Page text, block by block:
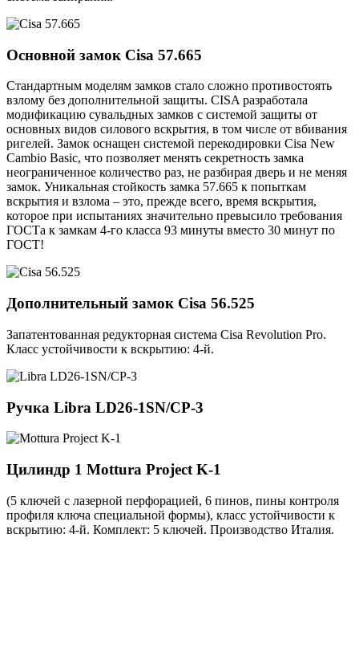
Основной замок Cisa 57.665
Стандартным моделям замков стало сложно противостоять
взлому без дополнительной защиты. CISA разработала
модификацию сувальдных замков с системой защиты от
основных видов силового вскрытия, в том числе от вбивания
ригелей. Замок оснащен системой перекодировки Cisa New
Cambio Basic, что позволяет менять секретность замка
неограниченное количество раз, не разбирая дверь и не меняя
замок. Уникальная стойкость замка 57.665 к попыткам
вскрытия и взлома – это, прежде всего, время вскрытия,
которое при испытаниях значительно превысило требования
ГОСТа к замкам 4-го класса 93 минуты вместо 30 минут по
ГОСТ!
Дополнительный замок Cisa 56.525
Запатентованная редукторная система Cisa Revolution Pro.
Класс устойчивости к вскрытию: 4-й.
Ручка Libra LD26-1SN/CP-3
Цилиндр 1 Mottura Project K-1
(5 ключей с лазерной перфорацией, 6 пинов, пины контроля
профиля ключа специальной формы), класс устойчивости к
вскрытию: 4-й. Комплект: 5 ключей. Производство Италия.